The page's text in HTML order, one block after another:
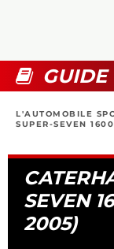
BOUTIQUE
GUIDE
L'AUTOMOBILE
SUPER-SEVEN
SEVEN
2005)